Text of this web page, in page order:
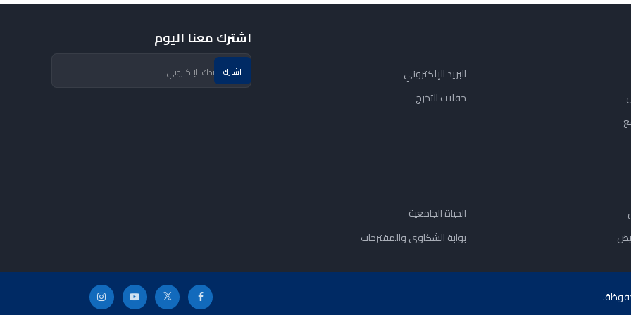
البريد الإلكتروني
حفلات التخرج
الحياة الجامعية
بوابة الشكاوي والمقترحات
اشترك معنا اليوم